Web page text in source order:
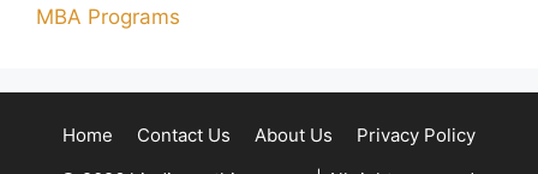
MBA Programs
Home Contact Us About Us
Privacy Policy